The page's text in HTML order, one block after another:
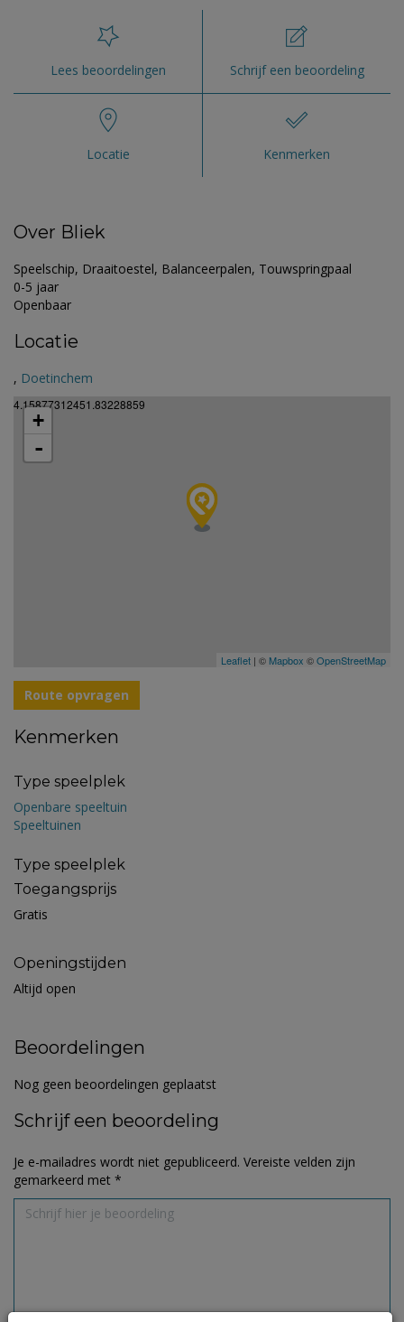
Lees beoordelingen Schrijf een beoordeling
Locatie Kenmerken
Over Bliek
Speelschip, Draaitoestel, Balanceerpalen, Touwspringpaal
0-5 jaar
Openbaar
Locatie
, Doetinchem
4.15877312451.83228859
+
-
Leaflet | © Mapbox ©OpenStreetMap
Route opvragen
Kenmerken
Type speelplek
Openbare speeltuin
Speeltuinen
Type speelplek
Toegangsprijs
Gratis
Openingstijden
Altijd open
Beoordelingen
Nog geen beoordelingen geplaatst
Schrijf een beoordeling
Je e-mailadres wordt niet gepubliceerd. Vereiste velden zijn
gemarkeerd met *